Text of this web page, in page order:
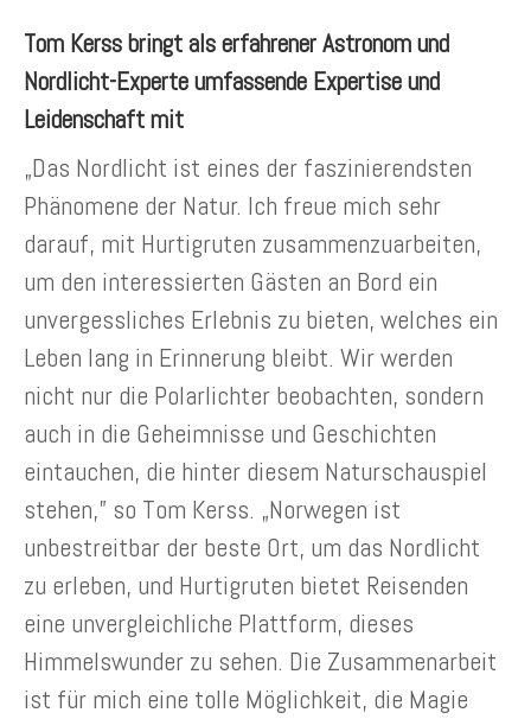
Tom Kerss bringt als erfahrener Astronom und
Nordlicht-Experte umfassende Expertise und
Leidenschaft mit
„Das Nordlicht ist eines der faszinierendsten
Phänomene der Natur. Ich freue mich sehr
darauf, mit Hurtigruten zusammenzuarbeiten,
um den interessierten Gästen an Bord ein
unvergessliches Erlebnis zu bieten, welches ein
Leben lang in Erinnerung bleibt. Wir werden
nicht nur die Polarlichter beobachten, sondern
auch in die Geheimnisse und Geschichten
eintauchen, die hinter diesem Naturschauspiel
stehen,” so Tom Kerss. „Norwegen ist
unbestreitbar der beste Ort, um das Nordlicht
zu erleben, und Hurtigruten bietet Reisenden
eine unvergleichliche Plattform, dieses
Himmelswunder zu sehen. Die Zusammenarbeit
ist für mich eine tolle Möglichkeit, die Magie